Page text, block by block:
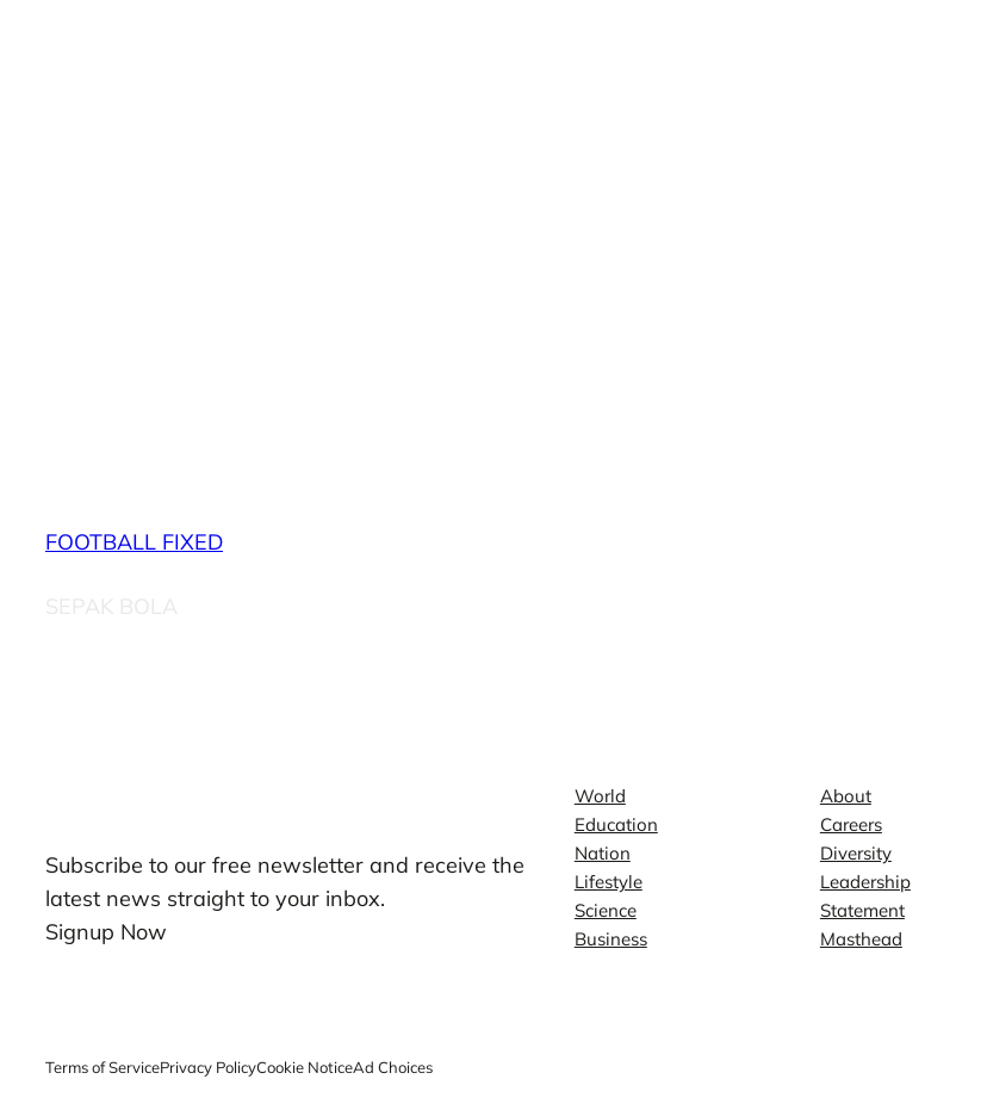
FOOTBALL FIXED
SEPAK BOLA
Subscribe to our free newsletter and receive the
latest news straight to your inbox.
Signup Now
World
Education
Nation
Lifestyle
Science
Business
About
Careers
Diversity
Leadership
Statement
Masthead
Terms of ServicePrivacy PolicyCookie NoticeAd Choices